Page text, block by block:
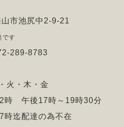
市池尻中2-9-21
です
289-8783
火・木・金
12時 午後17時～19時30分
時迄配達の為不在